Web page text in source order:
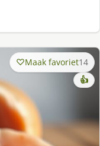
Maak favoriet14
👍